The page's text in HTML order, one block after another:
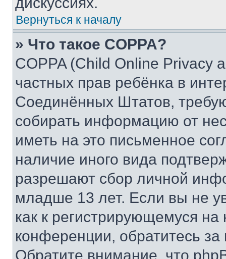
Вернуться к началу
» Что такое COPPA?
COPPA (Child Online Privacy
частных прав ребёнка в
Соединённых Штатов,
собирать информацию от
иметь на это письменное
наличие иного вида
разрешают сбор личной
младше 13 лет. Если вы не
как к регистрирующемуся
конференции, обратитесь
Обратите внимание, что